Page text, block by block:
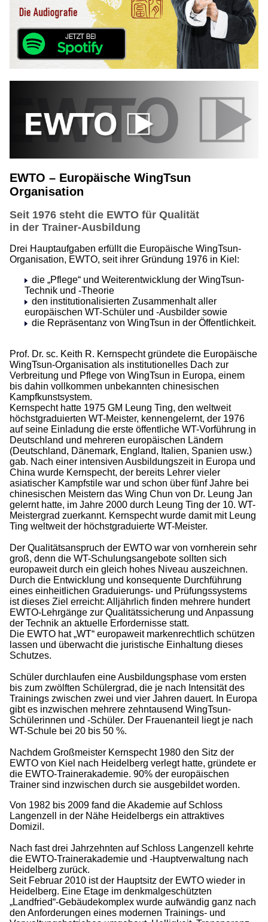
EWTO – Europäische WingTsun
Organisation
Seit 1976 steht die EWTO für Qualität
in der Trainer-Ausbildung
Drei Hauptaufgaben erfüllt die Europäische WingTsun-
Organisation, EWTO, seit ihrer Gründung 1976 in Kiel:
die „Pflege“ und Weiterentwicklung der WingTsun-
Technik und -Theorie
den institutionalisierten Zusammenhalt aller
europäischen WT-Schüler und -Ausbilder sowie
die Repräsentanz von WingTsun in der Öffentlichkeit.
Prof. Dr. sc. Keith R. Kernspecht gründete die Europäische
WingTsun-Organisation als institutionelles Dach zur
Verbreitung und Pflege von WingTsun in Europa, einem
bis dahin vollkommen unbekannten chinesischen
Kampfkunstsystem.
Kernspecht hatte 1975 GM Leung Ting, den weltweit
höchstgraduierten WT-Meister, kennengelernt, der 1976
auf seine Einladung die erste öffentliche WT-Vorführung in
Deutschland und mehreren europäischen Ländern
(Deutschland, Dänemark, England, Italien, Spanien usw.)
gab. Nach einer intensiven Ausbildungszeit in Europa und
China wurde Kernspecht, der bereits Lehrer vieler
asiatischer Kampfstile war und schon über fünf Jahre bei
chinesischen Meistern das Wing Chun von Dr. Leung Jan
gelernt hatte, im Jahre 2000 durch Leung Ting der 10. WT-
Meistergrad zuerkannt. Kernspecht wurde damit mit Leung
Ting weltweit der höchstgraduierte WT-Meister.
Der Qualitätsanspruch der EWTO war von vornherein sehr
groß, denn die WT-Schulungsangebote sollten sich
europaweit durch ein gleich hohes Niveau auszeichnen.
Durch die Entwicklung und konsequente Durchführung
eines einheitlichen Graduierungs- und Prüfungssystems
ist dieses Ziel erreicht: Alljährlich finden mehrere hundert
EWTO-Lehrgänge zur Qualitätssicherung und Anpassung
der Technik an aktuelle Erfordernisse statt.
Die EWTO hat „WT“ europaweit markenrechtlich schützen
lassen und überwacht die juristische Einhaltung dieses
Schutzes.
Schüler durchlaufen eine Ausbildungsphase vom ersten
bis zum zwölften Schülergrad, die je nach Intensität des
Trainings zwischen zwei und vier Jahren dauert. In Europa
gibt es inzwischen mehrere zehntausend WingTsun-
Schülerinnen und -Schüler. Der Frauenanteil liegt je nach
WT-Schule bei 20 bis 50 %.
Nachdem Großmeister Kernspecht 1980 den Sitz der
EWTO von Kiel nach Heidelberg verlegt hatte, gründete er
die EWTO-Trainerakademie. 90% der europäischen
Trainer sind inzwischen durch sie ausgebildet worden.
Von 1982 bis 2009 fand die Akademie auf Schloss
Langenzell in der Nähe Heidelbergs ein attraktives
Domizil.
Nach fast drei Jahrzehnten auf Schloss Langenzell kehrte
die EWTO-Trainerakademie und -Hauptverwaltung nach
Heidelberg zurück.
Seit Februar 2010 ist der Hauptsitz der EWTO wieder in
Heidelberg. Eine Etage im denkmalgeschützten
„Landfried“-Gebäudekomplex wurde aufwändig ganz nach
den Anforderungen eines modernen Trainings- und